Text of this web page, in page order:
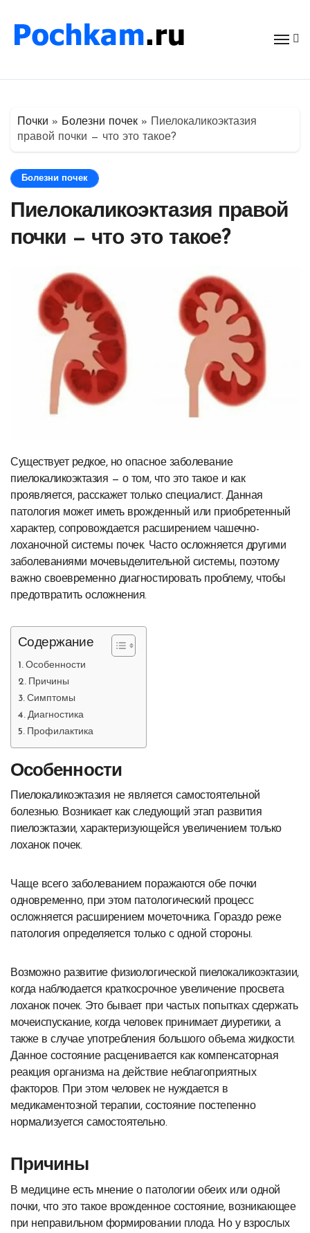
содержимому
Почки » Болезни почек »
Пиелокаликоэктазия
правой почки — что это такое?
Болезни почек
Пиелокаликоэктазия правой
почки — что это такое?
Существует редкое, но опасное заболевание
пиелокаликоэктазия — о том, что это такое и как
проявляется, расскажет только специалист. Данная
патология может иметь врожденный или приобретенный
характер, сопровождается расширением чашечно-
лоханочной системы почек. Часто осложняется другими
заболеваниями мочевыделительной системы, поэтому
важно своевременно диагностировать проблему, чтобы
предотвратить осложнения.
Содержание
Особенности
Причины
Симптомы
Диагностика
Профилактика
Особенности
Пиелокаликоэктазия не является самостоятельной
болезнью. Возникает как следующий этап развития
пиелоэктазии, характеризующейся увеличением только
лоханок почек.
Чаще всего заболеванием поражаются обе почки
одновременно, при этом патологический процесс
осложняется расширением мочеточника. Гораздо реже
патология определяется только с одной стороны.
Возможно развитие физиологической пиелокаликоэктазии,
когда наблюдается краткосрочное увеличение просвета
лоханок почек. Это бывает при частых попытках сдержать
мочеиспускание, когда человек принимает диуретики, а
также в случае употребления большого объема жидкости.
Данное состояние расценивается как компенсаторная
реакция организма на действие неблагоприятных
факторов. При этом человек не нуждается в
медикаментозной терапии, состояние постепенно
нормализуется самостоятельно.
Причины
В медицине есть мнение о патологии обеих или одной
почки, что это такое врожденное состояние, возникающее
при неправильном формировании плода. Но у взрослых